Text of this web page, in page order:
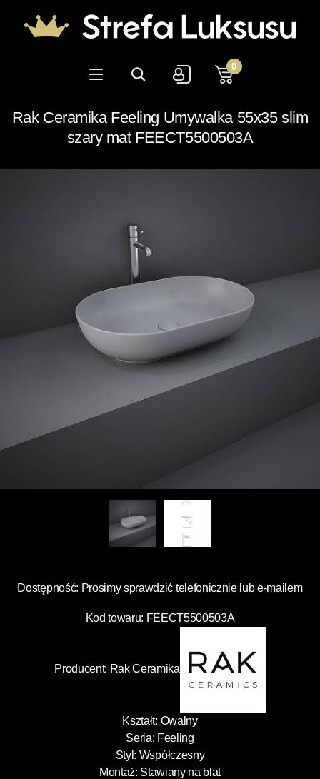
0
Rak Ceramika Feeling Umywalka 55x35 slim
szary mat FEECT5500503A
Dostępność: Prosimy sprawdzić telefonicznie lub e-mailem
Kod towaru: FEECT5500503A
Producent: Rak Ceramika
Kształt: Owalny
Seria: Feeling
Styl: Współczesny
Montaż: Stawiany na blat